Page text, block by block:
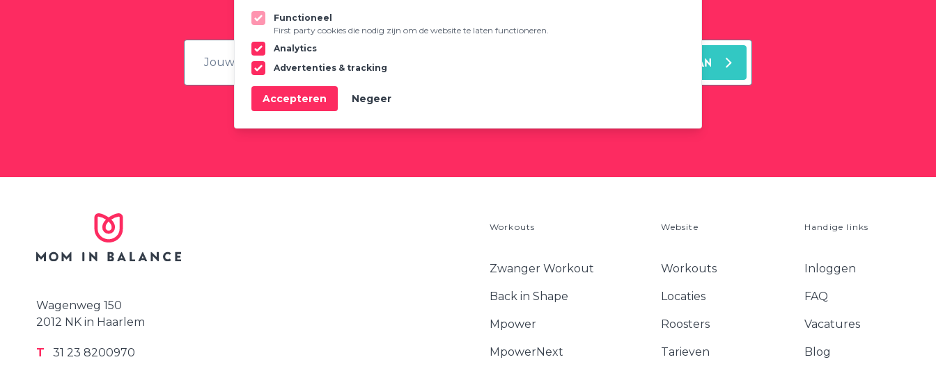
Functioneel
First party cookies die nodig zijn om de website te laten functioneren.
Analytics
Advertenties & tracking
Accepteren Negeer
MELD JE AAN
Ontvang regelmatig een inspirerende nieuwsbrief én leuke kortingscodes speciaal voor jou. Je leest ons
Wagenweg 150
2012 NK in Haarlem
T 31 23 8200970
Workouts
Zwanger Workout
Back in Shape
Mpower
MpowerNext
Website
Workouts
Locaties
Roosters
Tarieven
Handige links
Inloggen
FAQ
Vacatures
Blog